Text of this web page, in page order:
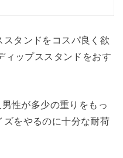
タンドをコスパ良く欲
ィップススタンドをおす
性が多少の重りをもっ
をやるのに十分な耐荷